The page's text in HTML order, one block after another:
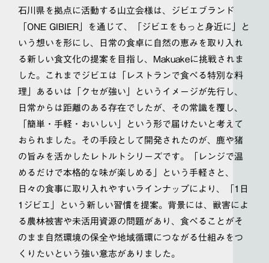
石川県を拠点に活動する山立会様は、ジビエブランド
「ONE GIBIER」を通じて、「ジビエをもっと身近に」と
いう想いを形にし、日常の食卓に自然の恵みを取り入れ
る新しい食文化の提案を目指し、Makuakeに挑戦されま
した。これまでジビエは「レストランで食べる特別な料
理」あるいは「クセが強い」というイメージが先行し、
日常からは距離のある存在でしたが、その常識を覆し、
「簡単・手軽・おいしい」という形で届けたいと考えて
おられました。その手段として開発されたのが、鹿や猪
の旨みを活かしたレトルトシリーズです。「レンジで温
めるだけで本格的な味が楽しめる」という手軽さと、
日々の食事に取り入れやすいラインナップにより、「1日
1ジビエ」という新しい習慣を提案。背景には、獣害によ
る農林被害や未活用資源の問題があり、食べることがそ
のまま自然環境の保全や地域循環につながる仕組みをつ
くりたいという強い意志がありました。